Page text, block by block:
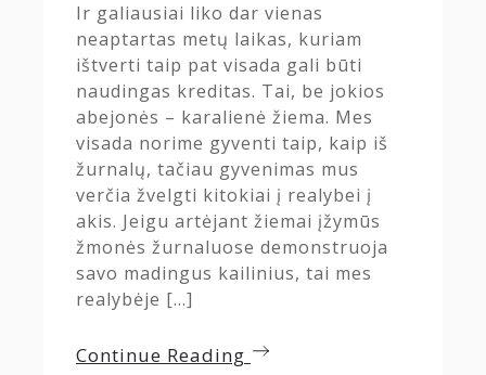
Ir galiausiai liko dar vienas
neaptartas metų laikas, kuriam
ištverti taip pat visada gali būti
naudingas kreditas. Tai, be jokios
abejonės – karalienė žiema. Mes
visada norime gyventi taip, kaip iš
žurnalų, tačiau gyvenimas mus
verčia žvelgti kitokiai į realybei į
akis. Jeigu artėjant žiemai įžymūs
žmonės žurnaluose demonstruoja
savo madingus kailinius, tai mes
realybėje […]
Continue Reading